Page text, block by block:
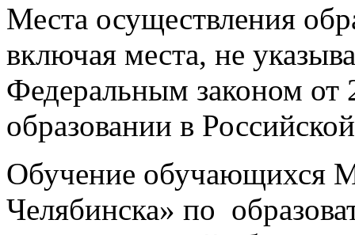
Места осуществления
включая места, не
Федеральным законом
образовании в Российской
Обучение
Челябинска» по